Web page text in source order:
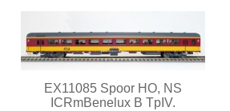
EX11085 Spoor HO, NS
ICRmBenelux B TpIV.